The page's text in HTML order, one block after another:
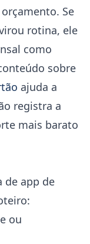
Se
rotina, ele
como
sobre
ajuda a
registra a
mais barato
de app de
ou